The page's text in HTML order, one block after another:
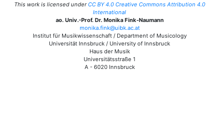
This work is licensed underCC BY 4.0 Creative Commons Attribution 4.0
International
ao. Univ.-Prof. Dr. Monika Fink-Naumann
monika.fink@uibk.ac.at
Institut für Musikwissenschaft / Department of Musicology
Universität Innsbruck / University of Innsbruck
Haus der Musik
Universitätsstraße 1
A - 6020 Innsbruck